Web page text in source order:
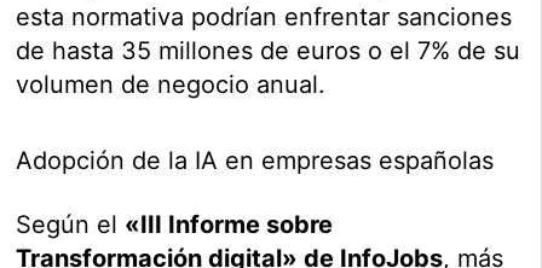
esta normativa podrían enfrentar sanciones
de hasta 35 millones de euros o el 7% de su
volumen de negocio anual.
Adopción de la IA en empresas españolas
Según el «III Informe sobre
Transformación digital» de InfoJobs, más